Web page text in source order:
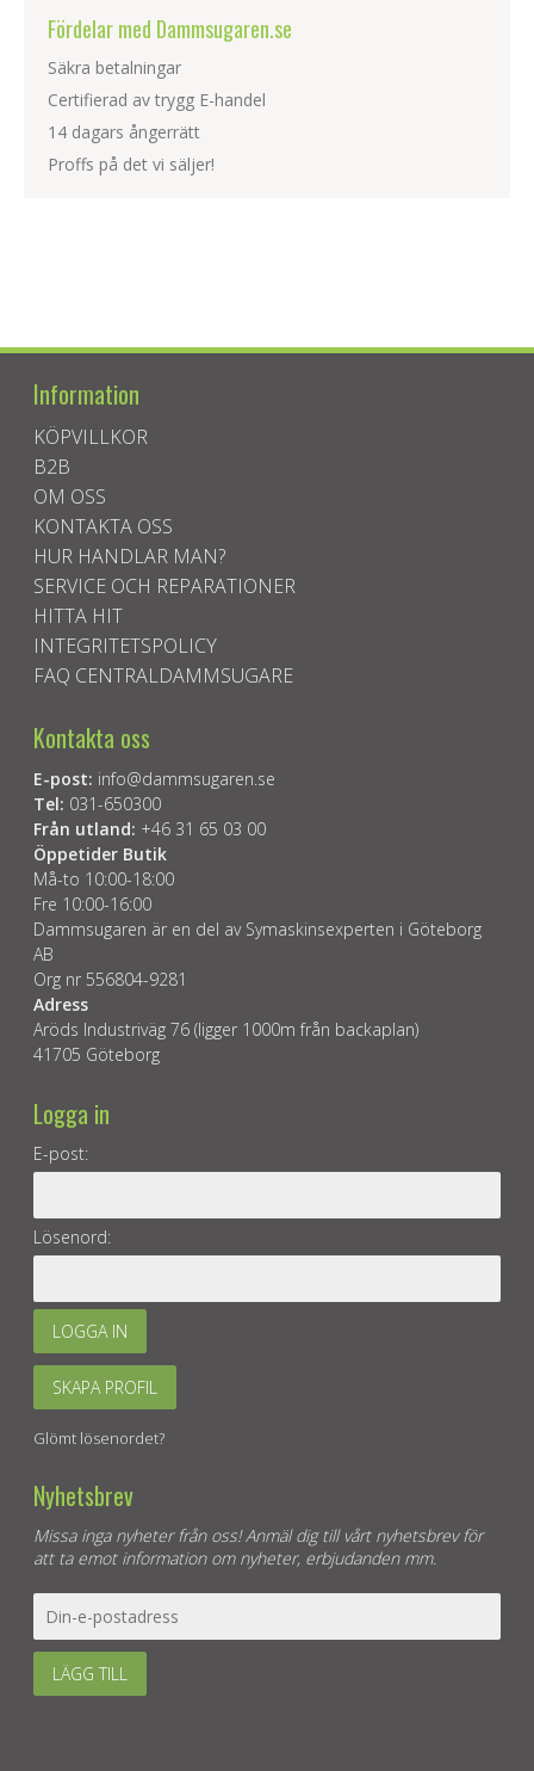
Fördelar med Dammsugaren.se
Säkra betalningar
Certifierad av trygg E-handel
14 dagars ångerrätt
Proffs på det vi säljer!
Information
KÖPVILLKOR
B2B
OM OSS
KONTAKTA OSS
HUR HANDLAR MAN?
SERVICE OCH REPARATIONER
HITTA HIT
INTEGRITETSPOLICY
FAQ CENTRALDAMMSUGARE
Kontakta oss
E-post: info@dammsugaren.se
Tel: 031-650300
Från utland: +46 31 65 03 00
Öppetider Butik
Må-to 10:00-18:00
Fre 10:00-16:00
Dammsugaren är en del av Symaskinsexperten i Göteborg
AB
Org nr 556804-9281
Adress
Aröds Industriväg 76 (ligger 1000m från backaplan)
41705 Göteborg
Logga in
E-post:
Lösenord:
LOGGA IN
SKAPA PROFIL
Glömt lösenordet?
Nyhetsbrev
Missa inga nyheter från oss! Anmäl dig till vårt nyhetsbrev för
att ta emot information om nyheter, erbjudanden mm.
LÄGG TILL